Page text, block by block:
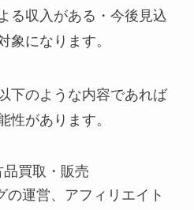
る収入がある・今後見込
象になります。
下のような内容であれば
性があります。
買取・販売
の運営、アフィリエイト